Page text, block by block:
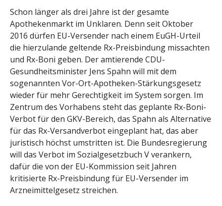
Schon länger als drei Jahre ist der gesamte
Apothekenmarkt im Unklaren. Denn seit Oktober
2016 dürfen EU-Versender nach einem EuGH-Urteil
die hierzulande geltende Rx-Preisbindung missachten
und Rx-Boni geben. Der amtierende CDU-
Gesundheitsminister Jens Spahn will mit dem
sogenannten Vor-Ort-Apotheken-Stärkungsgesetz
wieder für mehr Gerechtigkeit im System sorgen. Im
Zentrum des Vorhabens steht das geplante Rx-Boni-
Verbot für den GKV-Bereich, das Spahn als Alternative
für das Rx-Versandverbot eingeplant hat, das aber
juristisch höchst umstritten ist. Die Bundesregierung
will das Verbot im Sozialgesetzbuch V verankern,
dafür die von der EU-Kommission seit Jahren
kritisierte Rx-Preisbindung für EU-Versender im
Arzneimittelgesetz streichen.